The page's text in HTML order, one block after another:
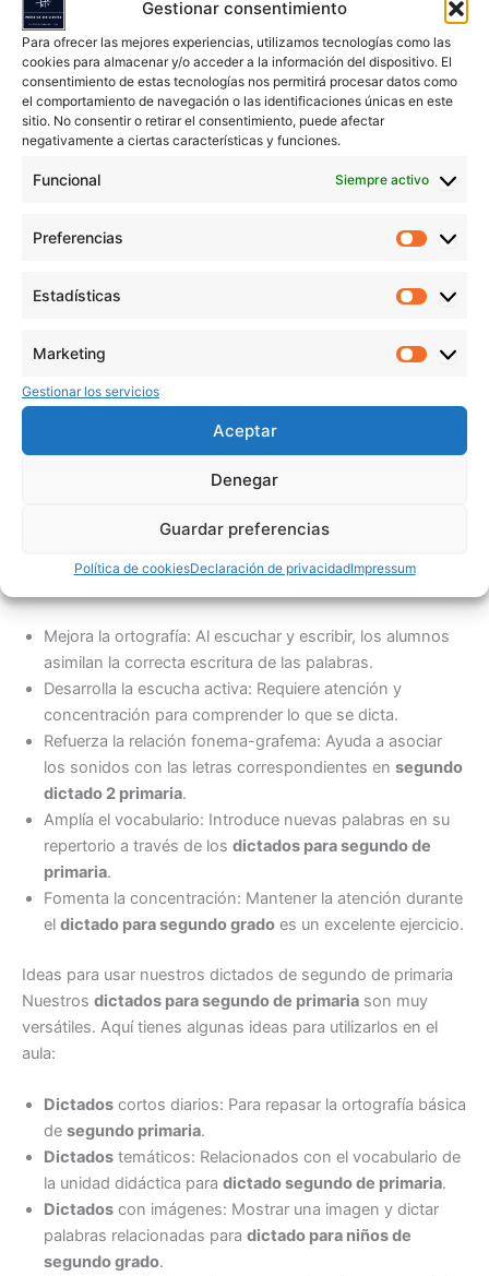
Gestionar consentimiento
Para ofrecer las mejores experiencias, utilizamos tecnologías como las
cookies para almacenar y/o acceder a la información del dispositivo. El
consentimiento de estas tecnologías nos permitirá procesar datos como
el comportamiento de navegación o las identificaciones únicas en este
sitio. No consentir o retirar el consentimiento, puede afectar
negativamente a ciertas características y funciones.
Funcional Siempre activo
Preferencias
Estadísticas
Marketing
Gestionar los servicios
Aceptar
Denegar
Guardar preferencias
Política de cookiesDeclaración de privacidadImpressum
Dictados fáciles para primaria: 125 ejercicios
mejorar ortografía, atención y comprensión.
escritura y la fluidez en niños de primaria.
Comprar en Amazon
¿Por qué son importantes los dictados en segundo de
dictado de segundo de primariaes una actividad
fundamental para el desarrollo de diversas habilidades en
Mejora la ortografía: Al escuchar y escribir, los alumnos
asimilan la correcta escritura de las palabras.
Desarrolla la escucha activa: Requiere atención y
concentración para comprender lo que se dicta.
Refuerza la relación fonema-grafema: Ayuda a asociar
los sonidos con las letras correspondientes en segundo
dictado 2 primaria.
Amplía el vocabulario: Introduce nuevas palabras en su
repertorio a través de los dictados para segundo de
primaria.
Fomenta la concentración: Mantener la atención durante
el dictado para segundo grado es un excelente ejercicio.
Ideas para usar nuestros dictados de segundo de primaria
Nuestros dictados para segundo de primaria son muy
versátiles. Aquí tienes algunas ideas para utilizarlos en el
aula:
Dictados cortos diarios: Para repasar la ortografía básica
de segundo primaria.
Dictados temáticos: Relacionados con el vocabulario de
la unidad didáctica para dictado segundo de primaria.
Dictados con imágenes: Mostrar una imagen y dictar
palabras relacionadas para dictado para niños de
segundo grado.